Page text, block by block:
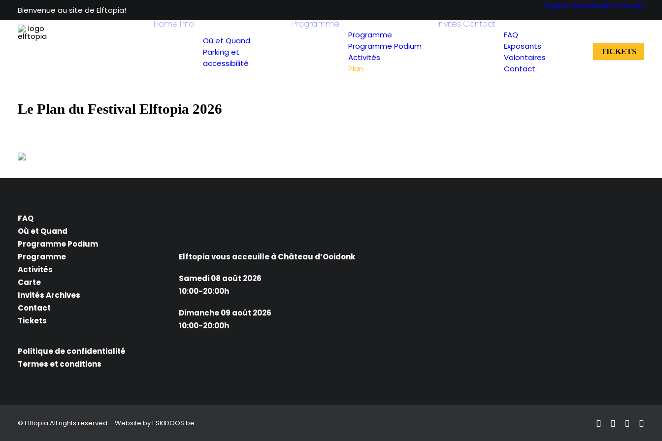
Bienvenue au site de Elftopia! English Nederlands Français
HomeInfo
Où et Quand
Parking et
accessibilité
Programme
Programme
Programme Podium
Activités
Plan
InvitésContact
FAQ
Exposants
Volontaires
Contact
TICKETS
Le Plan du Festival Elftopia 2026
FAQ
Où et Quand
Programme Podium
Programme
Activités
Carte
Invités Archives
Contact
Tickets
Politique de confidentialité
Termes et conditions
Elftopia vous acceuille à Château d’Ooidonk
Samedi 08 août 2026
10:00-20:00h
Dimanche 09 août 2026
10:00-20:00h
© Elftopia All rights reserved – Website byESKIDOOS.be